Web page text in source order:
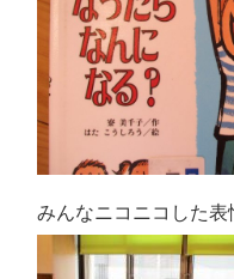
みんなニコニコした表